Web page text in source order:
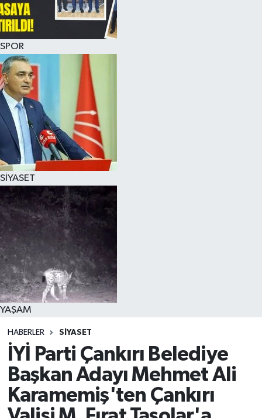
SPOR
SİYASET
YAŞAM
HABERLER SİYASET
İYİ Parti Çankırı Belediye
Başkan Adayı Mehmet Ali
Karamemiş'ten Çankırı